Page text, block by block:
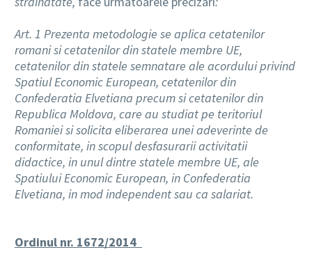
Art. 1 Prezenta metodologie se aplica cetatenilor
romani si cetatenilor din statele membre UE,
cetatenilor din statele semnatare ale acordului privind
Spatiul Economic European, cetatenilor din
Confederatia Elvetiana precum si cetatenilor din
Republica Moldova, care au studiat pe teritoriul
Romaniei si solicita eliberarea unei adeverinte de
conformitate, in scopul desfasurarii activitatii
didactice, in unul dintre statele membre UE, ale
Spatiului Economic European, in Confederatia
Elvetiana, in mod independent sau ca salariat.
Ordinul nr. 1672/2014